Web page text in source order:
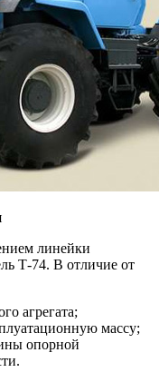
линейки
Т-74. В отличие от
агрегата;
массу;
опорной